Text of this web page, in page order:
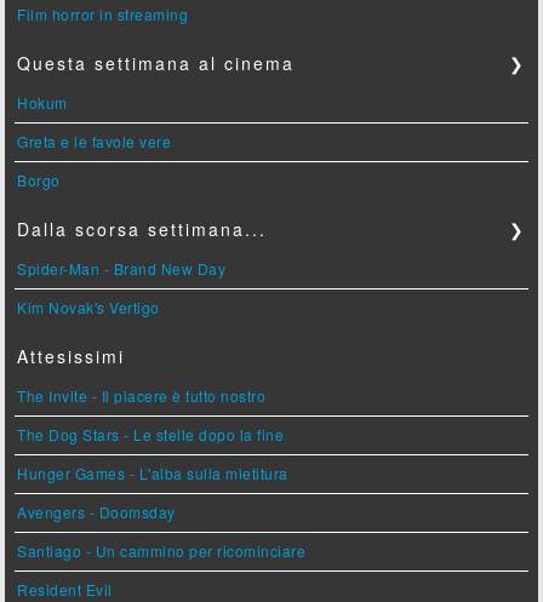
Film horror in streaming
Questa settimana al cinema ❯
Hokum
Greta e le favole vere
Borgo
Dalla scorsa settimana... ❯
Spider-Man - Brand New Day
Kim Novak's Vertigo
Attesissimi
The Invite - Il piacere è tutto nostro
The Dog Stars - Le stelle dopo la fine
Hunger Games - L'alba sulla mietitura
Avengers - Doomsday
Santiago - Un cammino per ricominciare
Resident Evil